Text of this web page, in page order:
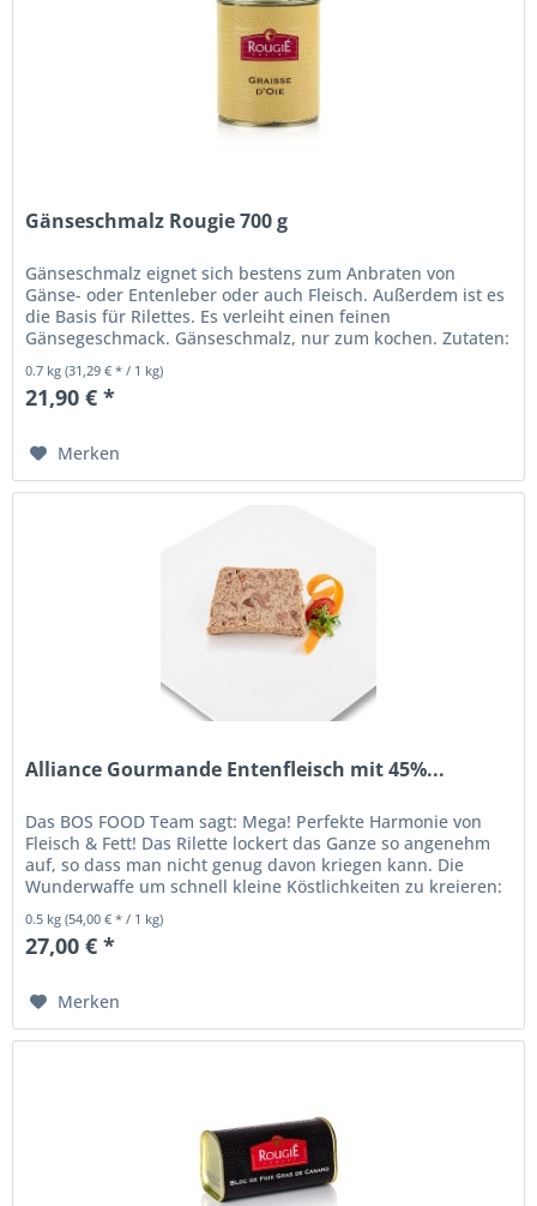
Gänseschmalz Rougie 700 g
Gänseschmalz eignet sich bestens zum Anbraten von
Gänse- oder Entenleber oder auch Fleisch. Außerdem ist es
die Basis für Rilettes. Es verleiht einen feinen
Gänsegeschmack. Gänseschmalz, nur zum kochen. Zutaten:
0.7 kg(31,29 € * / 1 kg)
21,90 € *
Merken
Alliance Gourmande Entenfleisch mit 45%...
Das BOS FOOD Team sagt: Mega! Perfekte Harmonie von
Fleisch & Fett! Das Rilette lockert das Ganze so angenehm
auf, so dass man nicht genug davon kriegen kann. Die
Wunderwaffe um schnell kleine Köstlichkeiten zu kreieren:
0.5 kg(54,00 € * / 1 kg)
27,00 € *
Merken